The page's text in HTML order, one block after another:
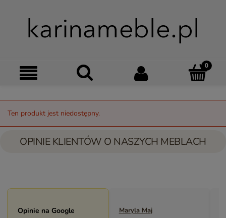
Menu Szukaj Moje
Ten produkt jest niedostępny.
OPINIE KLIENTÓW O NASZYCH MEBLACH
Opinie na Google
Maryla Maj